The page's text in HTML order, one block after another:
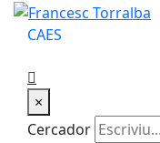
CAES
×
Cercador